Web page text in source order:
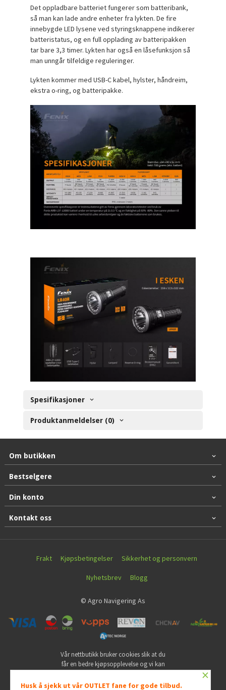
Det oppladbare batteriet fungerer som batteribank,
så man kan lade andre enheter fra lykten. De fire
innebygde LED lysene ved styringsknappene indikerer
batteristatus, og en full opplading av batteripakken
tar bare 3,3 timer. Lykten har også en låsefunksjon så
man unngår tilfeldige reguleringer.
Lykten kommer med USB-C kabel, hylster, håndreim,
ekstra o-ring, og batteripakke.
Spesifikasjoner
Produktanmeldelser (0)
Om butikken
Bestselgere
Din konto
Kontakt oss
Frakt Kjøpsbetingelser Sikkerhet og personvern
Nyhetsbrev Blogg
© Agro Navigering As
Vår nettbutikk bruker cookies slik at du
får en bedre kjøpsopplevelse og vi kan
hovedsaklig til å lagre
×
Husk å sjekk ut vår OUTLET fane for gode tilbud.